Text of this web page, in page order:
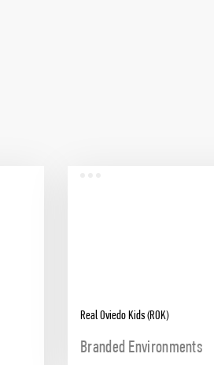
Real Oviedo Kids (ROK)
Branded Environments